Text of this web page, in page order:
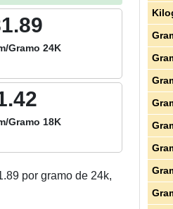
Gramo 24K
Gramo 18K
por gramo de 24k,